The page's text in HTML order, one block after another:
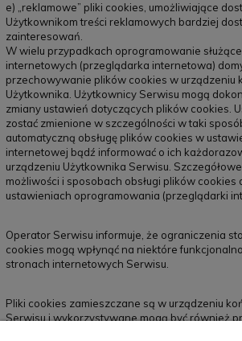
e) „reklamowe” pliki cookies, umożliwiające
Użytkownikom treści reklamowych bardziej
zainteresowań.
W wielu przypadkach oprogramowanie
internetowych (przeglądarka internetowa)
przechowywanie plików cookies w urządzeniu
Użytkownika. Użytkownicy Serwisu mogą
zmiany ustawień dotyczących plików cookies.
zostać zmienione w szczególności w taki
automatyczną obsługę plików cookies w
internetowej bądź informować o ich
urządzeniu Użytkownika Serwisu.
możliwości i sposobach obsługi plików cookies
ustawieniach oprogramowania (przeglądarki
Operator Serwisu informuje, że ograniczenia
cookies mogą wpłynąć na niektóre
stronach internetowych Serwisu.
Pliki cookies zamieszczane są w urządzeniu
Serwisu i wykorzystywane mogą być również